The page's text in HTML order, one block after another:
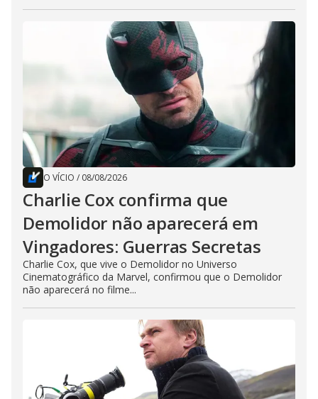
O VÍCIO / 08/08/2026
Charlie Cox confirma que
Demolidor não aparecerá em
Vingadores: Guerras Secretas
Charlie Cox, que vive o Demolidor no Universo
Cinematográfico da Marvel, confirmou que o Demolidor
não aparecerá no filme...